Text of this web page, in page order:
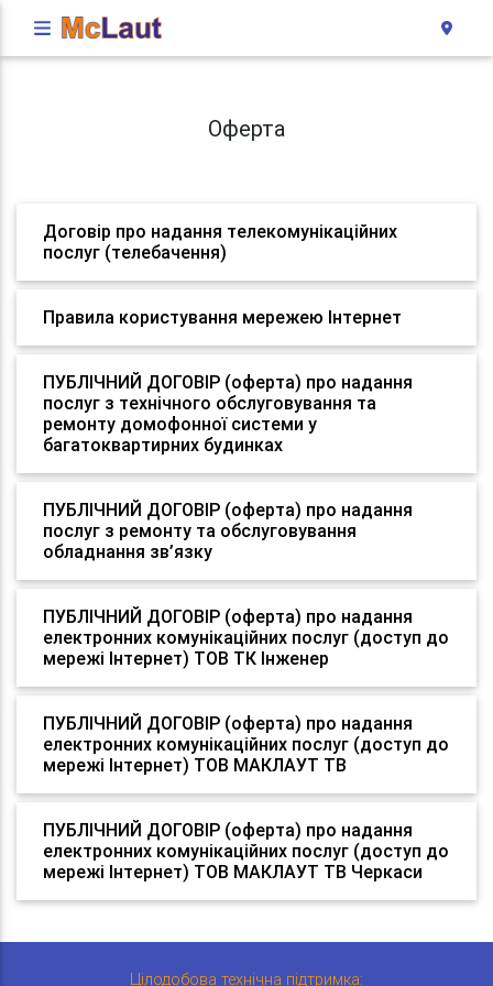
Оферта
Договір про надання телекомунікаційних
послуг (телебачення)
Правила користування мережею Інтернет
ПУБЛІЧНИЙ ДОГОВІР (оферта) про надання
послуг з технічного обслуговування та
ремонту домофонної системи у
багатоквартирних будинках
ПУБЛІЧНИЙ ДОГОВІР (оферта) про надання
послуг з ремонту та обслуговування
обладнання зв’язку
ПУБЛІЧНИЙ ДОГОВІР (оферта) про надання
електронних комунікаційних послуг (доступ до
мережі Інтернет) ТОВ ТК Інженер
ПУБЛІЧНИЙ ДОГОВІР (оферта) про надання
електронних комунікаційних послуг (доступ до
мережі Інтернет) ТОВ МАКЛАУТ ТВ
ПУБЛІЧНИЙ ДОГОВІР (оферта) про надання
електронних комунікаційних послуг (доступ до
мережі Інтернет) ТОВ МАКЛАУТ ТВ Черкаси
Цілодобова технічна підтримка: